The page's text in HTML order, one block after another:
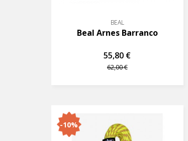
BEAL
Beal Arnes Barranco
55,80 €
62,00 €
-10%